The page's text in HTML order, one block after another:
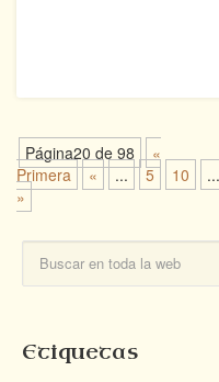
Página20 de 98
«
Primera
« ... 5 10 ...
»
Etiquetas